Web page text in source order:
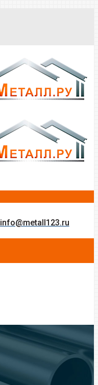
info@metall123.ru